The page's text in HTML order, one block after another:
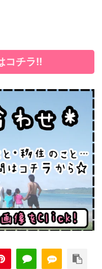
コチラ!!